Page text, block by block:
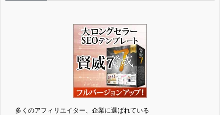
多くのアフィリエイター、企業に選ばれている